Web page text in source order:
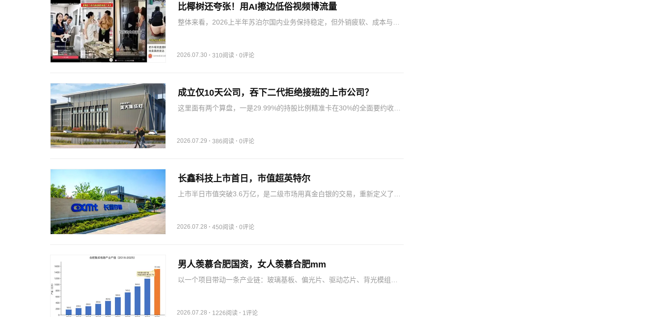
比椰树还夸张！用AI擦边低俗视频博流量
整体来看，2026上半年苏泊尔国内业务保持稳定，但外销疲软、成本与营
月，…
2026.07.30 · 310阅读 · 0评论
成立仅10天公司，吞下二代拒绝接班的上市公司？
这里面有两个算盘，一是29.99%的持股比例精准卡在30%的全面要约收购
财务报表…
2026.07.29 · 386阅读 · 0评论
长鑫科技上市首日，市值超英特尔
上市半日市值突破3.6万亿，是二级市场用真金白银的交易，重新定义了国
撑，也承载了市…
2026.07.28 · 450阅读 · 0评论
男人羡慕合肥国资，女人羡慕合肥mm
以一个项目带动一条产业链：玻璃基板、偏光片、驱动芯片、背光模组等
力…
2026.07.28 · 1226阅读 · 1评论